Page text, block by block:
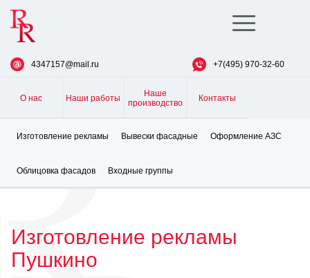
Toggle
navigation
4347157@mail.ru +7(495) 970-32-60
О нас Наши работы
Наше
производство
Контакты
Изготовление рекламы Вывески фасадные Оформление АЗС
Облицовка фасадов Входные группы
Изготовление рекламы
Пушкино